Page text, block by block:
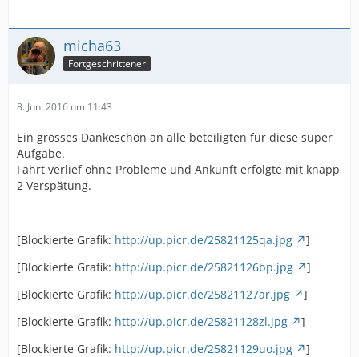
micha63
Fortgeschrittener
8. Juni 2016 um 11:43
Ein grosses Dankeschön an alle beteiligten für diese super
Aufgabe.
Fahrt verlief ohne Probleme und Ankunft erfolgte mit knapp
2 Verspätung.
[Blockierte Grafik: http://up.picr.de/25821125qa.jpg
]
[Blockierte Grafik: http://up.picr.de/25821126bp.jpg
]
[Blockierte Grafik: http://up.picr.de/25821127ar.jpg
]
[Blockierte Grafik: http://up.picr.de/25821128zl.jpg
]
[Blockierte Grafik: http://up.picr.de/25821129uo.jpg
]